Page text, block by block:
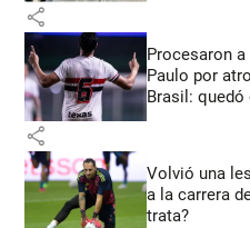
share
Procesaron
Paulo por
Brasil: quedó
share
Volvió una
a la carrera
trata?